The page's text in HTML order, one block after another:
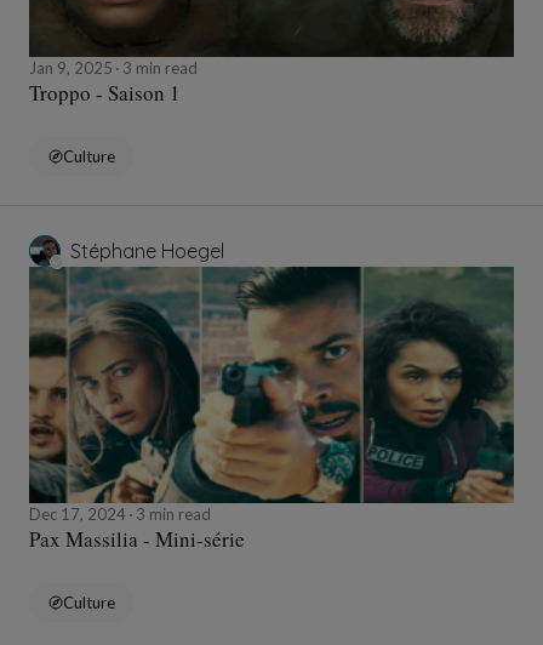
Jan 9, 2025 3 min read
Troppo - Saison 1
Culture
Stéphane Hoegel
Dec 17, 2024 3 min read
Pax Massilia - Mini-série
Culture